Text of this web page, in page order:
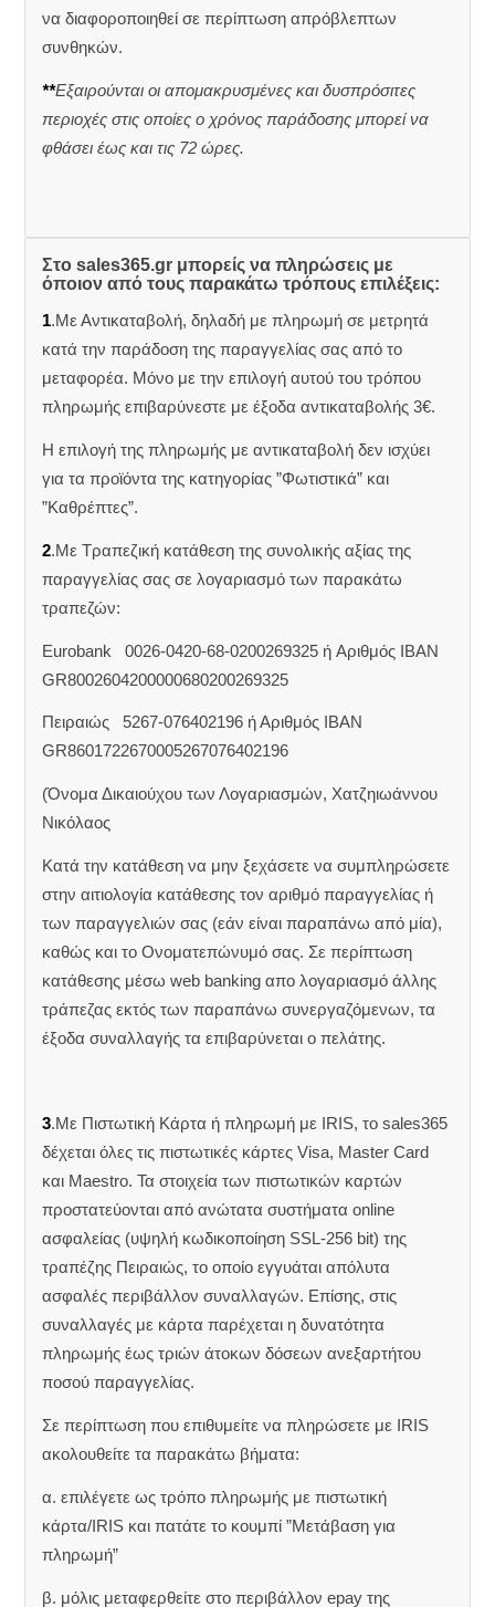
να διαφοροποιηθεί σε περίπτωση απρόβλεπτων
συνθηκών.
**Εξαιρούνται οι απομακρυσμένες και δυσπρόσιτες
περιοχές στις οποίες ο χρόνος παράδοσης μπορεί να
φθάσει έως και τις 72 ώρες.
Στο sales365.gr μπορείς να πληρώσεις με
όποιον από τους παρακάτω τρόπους επιλέξεις:
1.Με Αντικαταβολή, δηλαδή με πληρωμή σε μετρητά
κατά την παράδοση της παραγγελίας σας από το
μεταφορέα. Μόνο με την επιλογή αυτού του τρόπου
πληρωμής επιβαρύνεστε με έξοδα αντικαταβολής 3€.
Η επιλογή της πληρωμής με αντικαταβολή δεν ισχύει
για τα προϊόντα της κατηγορίας ”Φωτιστικά” και
”Καθρέπτες”.
2.Με Τραπεζική κατάθεση της συνολικής αξίας της
παραγγελίας σας σε λογαριασμό των παρακάτω
τραπεζών:
Eurobank 0026-0420-68-0200269325 ή Aριθμός IBAN
GR8002604200000680200269325
Πειραιώς 5267-076402196 ή Αριθμός IBAN
GR8601722670005267076402196
(Όνομα Δικαιούχου των Λογαριασμών, Χατζηιωάννου
Νικόλαος
Κατά την κατάθεση να μην ξεχάσετε να συμπληρώσετε
στην αιτιολογία κατάθεσης τον αριθμό παραγγελίας ή
των παραγγελιών σας (εάν είναι παραπάνω από μία),
καθώς και το Ονοματεπώνυμό σας. Σε περίπτωση
κατάθεσης μέσω web banking απο λογαριασμό άλλης
τράπεζας εκτός των παραπάνω συνεργαζόμενων, τα
έξοδα συναλλαγής τα επιβαρύνεται ο πελάτης.
3.Με Πιστωτική Κάρτα ή πληρωμή με IRIS, το sales365
δέχεται όλες τις πιστωτικές κάρτες Visa, Master Card
και Maestro. Τα στοιχεία των πιστωτικών καρτών
προστατεύονται από ανώτατα συστήματα online
ασφαλείας (υψηλή κωδικοποίηση SSL-256 bit) της
τραπέζης Πειραιώς, το οποίο εγγυάται απόλυτα
ασφαλές περιβάλλον συναλλαγών. Επίσης, στις
συναλλαγές με κάρτα παρέχεται η δυνατότητα
πληρωμής έως τριών άτοκων δόσεων ανεξαρτήτου
ποσού παραγγελίας.
Σε περίπτωση που επιθυμείτε να πληρώσετε με IRIS
ακολουθείτε τα παρακάτω βήματα:
α. επιλέγετε ως τρόπο πληρωμής με πιστωτική
κάρτα/IRIS και πατάτε το κουμπί ”Μετάβαση για
πληρωμή”
β. μόλις μεταφερθείτε στο περιβάλλον epay της